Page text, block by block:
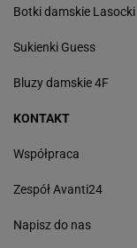
Botki damskie Lasocki
Sukienki Guess
Bluzy damskie 4F
KONTAKT
Współpraca
Zespół Avanti24
Napisz do nas